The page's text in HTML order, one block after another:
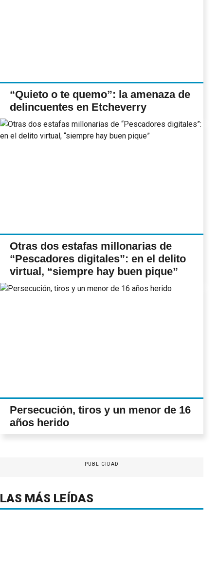
“Quieto o te quemo”: la amenaza de
delincuentes en Etcheverry
Otras dos estafas millonarias de
“Pescadores digitales”: en el delito
virtual, “siempre hay buen pique”
Persecución, tiros y un menor de 16
años herido
PUBLICIDAD
LAS MÁS LEÍDAS